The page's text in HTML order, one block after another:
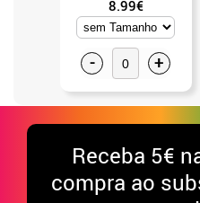
8.99€
- +
Receba 5€
compra ao